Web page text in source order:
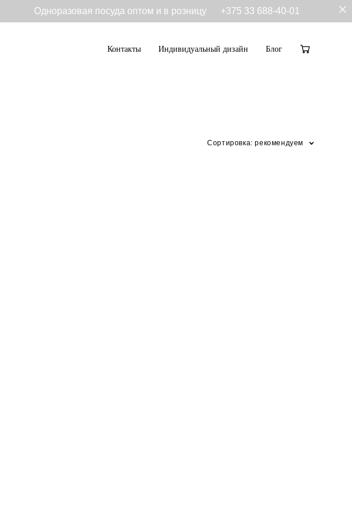
Одноразовая посуда оптом и в розницу +375 33 688-40-01
Контакты Индивидуальный дизайн Блог
Сортировка: рекомендуем